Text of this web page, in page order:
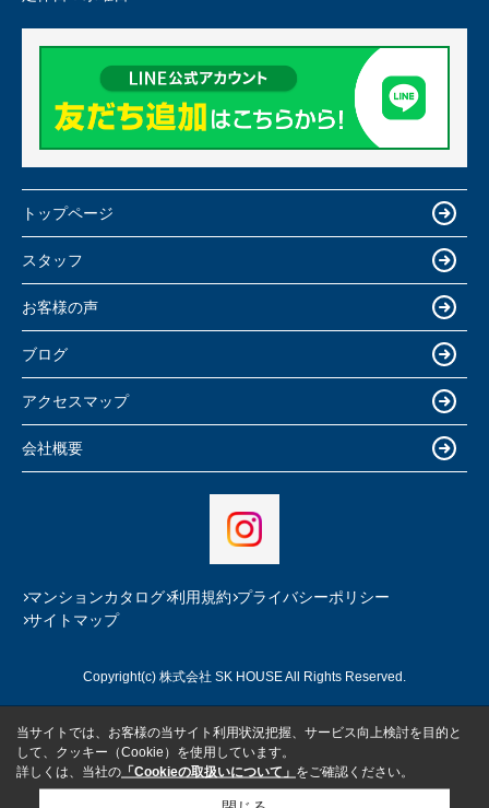
トップページ
スタッフ
お客様の声
ブログ
アクセスマップ
会社概要
マンションカタログ 利用規約 プライバシーポリシー
サイトマップ
Copyright(c) 株式会社 SK HOUSE All Rights Reserved.
当サイトでは、お客様の当サイト利用状況把握、サービス向上検討を目的と
して、クッキー（Cookie）を使用しています。
詳しくは、当社の 「Cookieの取扱いについて」 をご確認ください。